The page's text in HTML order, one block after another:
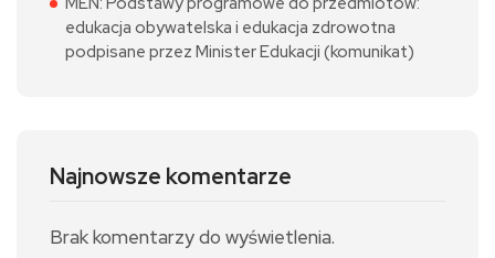
edukacja obywatelska i edukacja zdrowotna
podpisane przez Minister Edukacji (komunikat)
Najnowsze komentarze
Brak komentarzy do wyświetlenia.